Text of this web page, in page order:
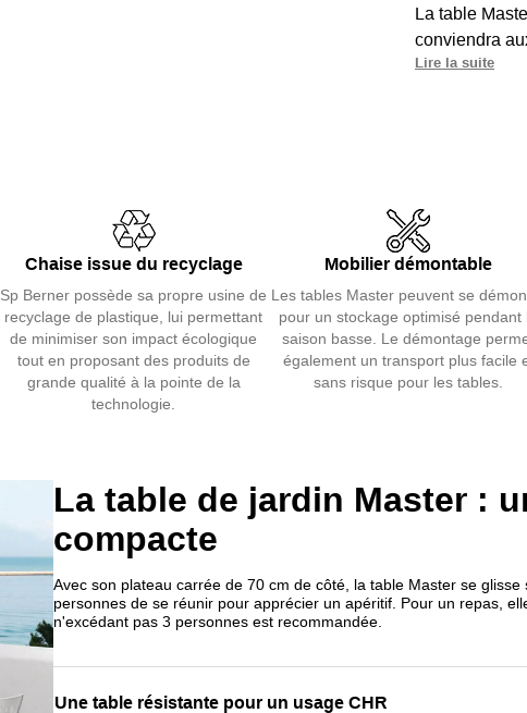
La table
conviendra
Elégante
Lire la suite
Chaise issue du recyclage
Sp Berner possède sa propre usine de
recyclage de plastique, lui permettant
de minimiser son impact écologique
tout en proposant des produits de
grande qualité à la pointe de la
technologie.
Mobilier démontable
Les tables Master peuvent se
pour un stockage optimisé pendant
saison basse. Le démontage
également un transport plus facile
sans risque pour les tables.
La table de jardin Master :
compacte
Avec son plateau carrée de 70 cm de côté, la table Master se
personnes de se réunir pour apprécier un apéritif. Pour un repas,
n'excédant pas 3 personnes est recommandée.
Une table résistante pour un usage CHR